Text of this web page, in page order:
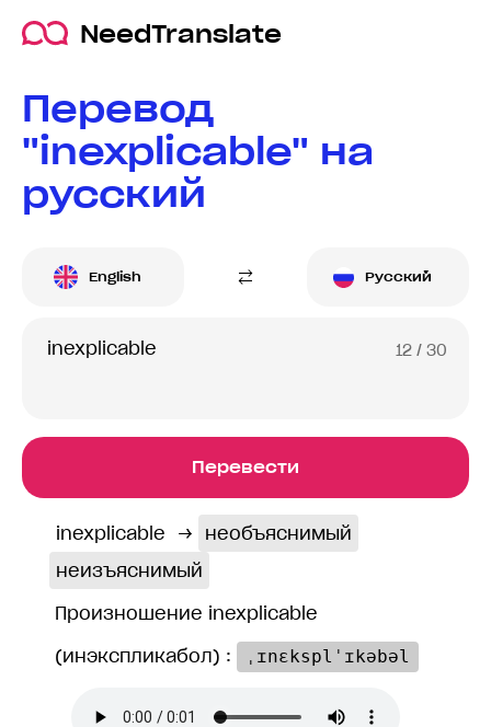
NeedTranslate
Перевод
"inexplicable" на
русский
English Русский
12 / 30
Перевести
inexplicable →
необъяснимый
неизъяснимый
Произношение inexplicable
(инэкспликабол) :
ˌɪnɛksplˈɪkəbəl